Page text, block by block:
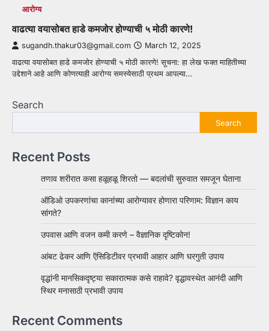
आरोग्य
वाढत्या वयासोबत हाडे कमजोर होण्याची ५ मोठी कारणे!
sugandh.thakur03@gmail.com March 12, 2025
वाढत्या वयासोबत हाडे कमजोर होण्याची ५ मोठी कारणे! सूचना: हा लेख फक्त माहितीच्या
उद्देशाने आहे आणि कोणत्याही आरोग्य समस्येसाठी प्रथम आपल्या…
Search
Search
Recent Posts
तणाव शरीरात कसा हळूहळू शिरतो — बदलांची सुरुवात समजून घेताना
ऑडिओ उपकरणांचा कानांच्या आरोग्यावर होणारा परिणाम: विज्ञान काय
सांगते?
उपवास आणि वजन कमी करणे – वैज्ञानिक दृष्टिकोन!
आंबट ढेकर आणि ऍसिडिटीवर प्रभावी आहार आणि घरगुती उपाय
वृद्धांनी मानसिकदृष्ट्या सकारात्मक कसे राहावे? वृद्धावस्थेत आनंदी आणि
स्थिर मनासाठी प्रभावी उपाय
Recent Comments